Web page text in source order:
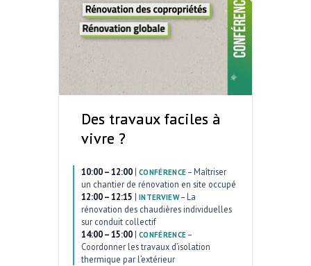
Des travaux faciles à
vivre ?
10:00 – 12:00 | CONFÉRENCE – Maîtriser
un chantier de rénovation en site occupé
12:00 – 12:15 | INTERVIEW– La
rénovation des chaudières individuelles
sur conduit collectif
14:00 – 15:00 | CONFÉRENCE –
Coordonner les travaux d’isolation
thermique par l’extérieur